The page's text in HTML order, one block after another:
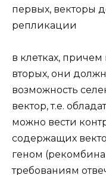
первых, векторы
репликации
в клетках,
вторых, они
возможность
вектор, т.е.
можно вести
содержащих
геном
требованиям